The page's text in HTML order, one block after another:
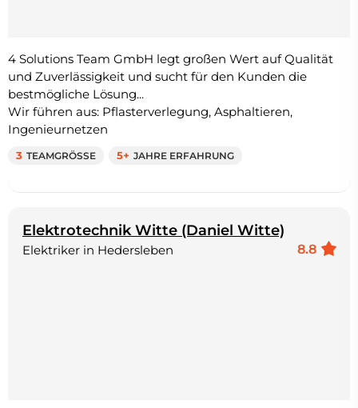
4 Solutions Team GmbH legt großen Wert auf Qualität
und Zuverlässigkeit und sucht für den Kunden die
bestmögliche Lösung...
Wir führen aus: Pflasterverlegung, Asphaltieren,
Ingenieurnetzen
3 TEAMGRÖSSE 5+ JAHRE ERFAHRUNG
Elektrotechnik Witte (Daniel Witte)
8.8
Elektriker in Hedersleben